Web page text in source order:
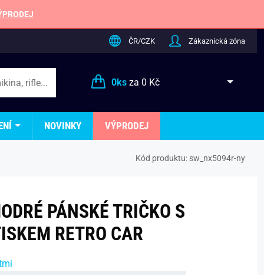
ČR/CZK Zákaznická zóna
0ksza 0 Kč
NOVINKY VÝPRODEJ
Kód produktu: sw_nx5094r-ny
PÁNSKÉ TRIČKO S
RETRO CAR